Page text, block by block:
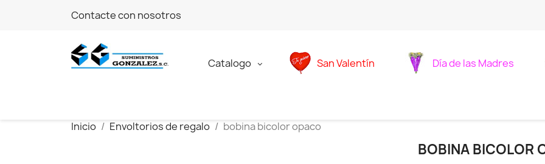
Contacte con nosotros
Catalogo San Valentín Día de las Madres
Inicio Envoltorios de regalo bobina bicolor opaco
BOBINA BICOLOR